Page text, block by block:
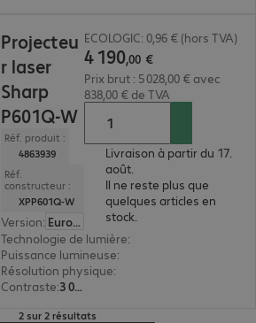
Projecteu
r laser
Sharp
P601Q-W
Réf. produit :
4863939
Réf.
constructeur :
XPP601Q-W
Version:
Europe
Technologie de lumière:
Puissance lumineuse:
Résolution physique:
Contraste: 3 000 000:1
ECOLOGIC: 0,96 € (hors TVA)
4190,00 €
Prix brut : 5 028,00 € avec
838,00 € de TVA
Livraison à partir du 17.
août.
Il ne reste plus que
quelques articles en
stock.
2 sur 2 résultats